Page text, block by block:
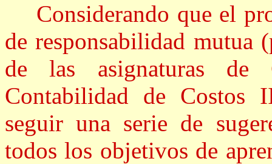
Considerando que el
de responsabilidad mutua
de las asignaturas
Contabilidad de Costos
seguir una serie de
todos los objetivos de